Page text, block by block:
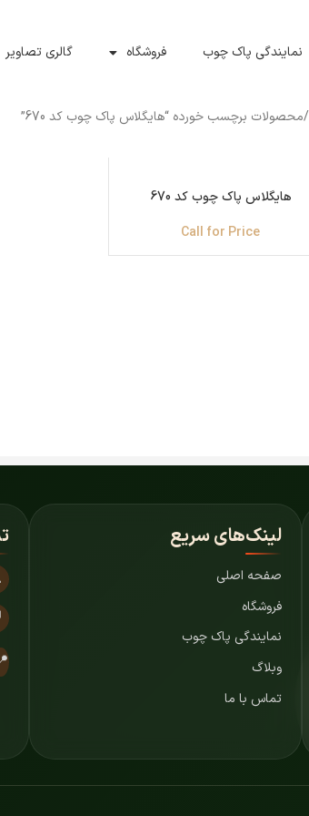
نمایندگی پاک چوب فروشگاه گالری تصاویر
محصولات برچسب خورده “هایگلاس پاک چوب کد 670”
هایگلاس پاک چوب کد 670
Call for Price
لینک‌های سریع
صفحه اصلی
فروشگاه
نمایندگی پاک چوب
وبلاگ
تماس با ما